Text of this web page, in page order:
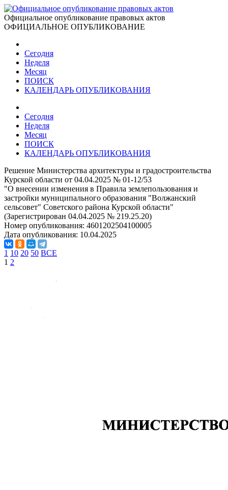
Официальное опубликование правовых актов
ОФИЦИАЛЬНОЕ ОПУБЛИКОВАНИЕ
Сегодня
Неделя
Месяц
ПОИСК
КАЛЕНДАРЬ ОПУБЛИКОВАНИЯ
Сегодня
Неделя
Месяц
ПОИСК
КАЛЕНДАРЬ ОПУБЛИКОВАНИЯ
Решение Министерства архитектуры и градостроительства
Курской области от 04.04.2025 № 01-12/53
"О внесении изменения в Правила землепользования и
застройки муниципального образования "Волжанский
сельсовет" Советского района Курской области"
(Зарегистрирован 04.04.2025 № 219.25.20)
Номер опубликования: 4601202504100005
Дата опубликования: 10.04.2025
1 10 20 50 ВСЕ
1 2